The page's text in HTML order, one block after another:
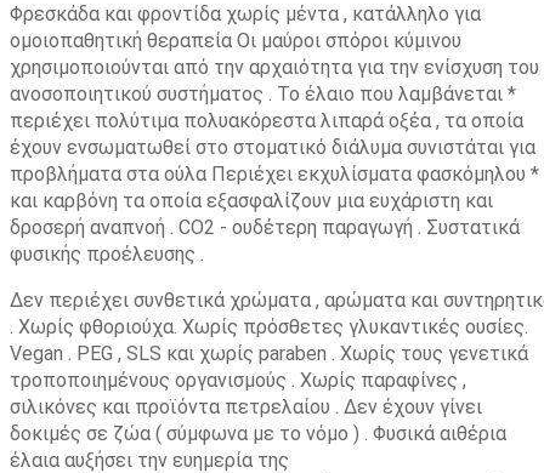
Φρεσκάδα και φροντίδα χωρίς μέντα , κατάλληλο για
ομοιοπαθητική θεραπεία Οι μαύροι σπόροι κύμινου
χρησιμοποιούνται από την αρχαιότητα για την ενίσχυση του
ανοσοποιητικού συστήματος . Το έλαιο που λαμβάνεται *
περιέχει πολύτιμα πολυακόρεστα λιπαρά οξέα , τα οποία
έχουν ενσωματωθεί στο στοματικό διάλυμα συνιστάται για
προβλήματα στα ούλα Περιέχει εκχυλίσματα φασκόμηλου *
και καρβόνη τα οποία εξασφαλίζουν μια ευχάριστη και
δροσερή αναπνοή . CO2 - ουδέτερη παραγωγή . Συστατικά
φυσικής προέλευσης .
Δεν περιέχει συνθετικά χρώματα , αρώματα και
. Χωρίς φθοριούχα. Χωρίς πρόσθετες γλυκαντικές ουσίες.
Vegan . PEG , SLS και χωρίς paraben . Χωρίς τους γενετικά
τροποποιημένους οργανισμούς . Χωρίς παραφίνες ,
σιλικόνες και προϊόντα πετρελαίου . Δεν έχουν γίνει
δοκιμές σε ζώα ( σύμφωνα με το νόμο ) . Φυσικά αιθέρια
έλαια αυξήσει την ευημερία της